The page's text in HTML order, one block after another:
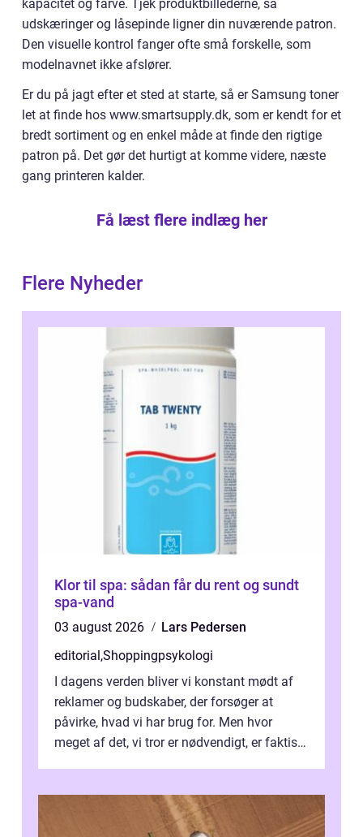
kapacitet og farve. Tjek produktbillederne, så
udskæringer og låsepinde ligner din nuværende patron.
Den visuelle kontrol fanger ofte små forskelle, som
modelnavnet ikke afslører.
Er du på jagt efter et sted at starte, så er Samsung toner
let at finde hos www.smartsupply.dk, som er kendt for et
bredt sortiment og en enkel måde at finde den rigtige
patron på. Det gør det hurtigt at komme videre, næste
gang printeren kalder.
Få læst flere indlæg her
Flere Nyheder
Klor til spa: sådan får du rent og sundt
spa-vand
03 august 2026
Lars Pedersen
editorial,Shoppingpsykologi
I dagens verden bliver vi konstant mødt af
reklamer og budskaber, der forsøger at
påvirke, hvad vi har brug for. Men hvor
meget af det, vi tror er nødvendigt, er faktisk